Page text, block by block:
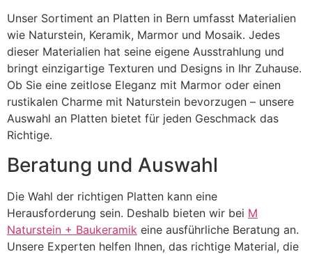
Unser Sortiment an Platten in Bern umfasst Materialien
wie Naturstein, Keramik, Marmor und Mosaik. Jedes
dieser Materialien hat seine eigene Ausstrahlung und
bringt einzigartige Texturen und Designs in Ihr Zuhause.
Ob Sie eine zeitlose Eleganz mit Marmor oder einen
rustikalen Charme mit Naturstein bevorzugen – unsere
Auswahl an Platten bietet für jeden Geschmack das
Richtige.
Beratung und Auswahl
Die Wahl der richtigen Platten kann eine
Herausforderung sein. Deshalb bieten wir bei M
Naturstein + Baukeramik eine ausführliche Beratung an.
Unsere Experten helfen Ihnen, das richtige Material, die